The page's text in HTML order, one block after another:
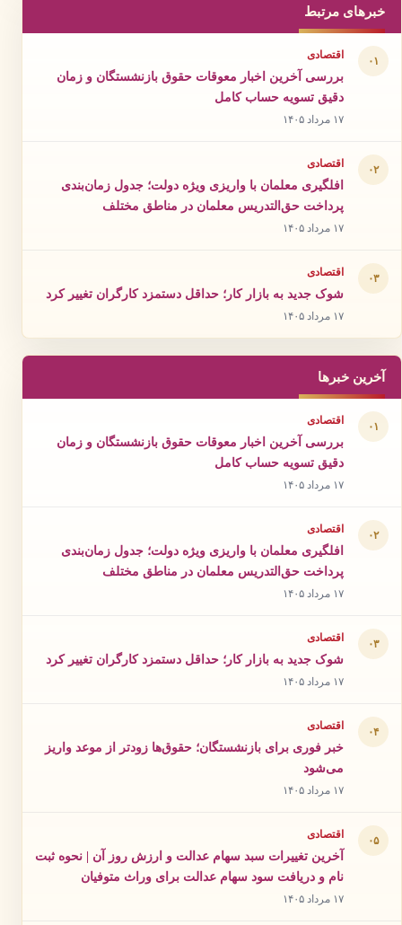
خبرهای مرتبط
۰۱ اقتصادی
بررسی آخرین اخبار معوقات حقوق بازنشستگان و زمان
دقیق تسویه حساب کامل
۱۷ مرداد ۱۴۰۵
۰۲ اقتصادی
افلگیری معلمان با واریزی‌ ویژه دولت؛ جدول زمان‌بندی
پرداخت حق‌التدریس معلمان در مناطق مختلف
۱۷ مرداد ۱۴۰۵
۰۳ اقتصادی
شوک جدید به بازار کار؛ حداقل دستمزد کارگران تغییر کرد
۱۷ مرداد ۱۴۰۵
آخرین خبرها
۰۱ اقتصادی
بررسی آخرین اخبار معوقات حقوق بازنشستگان و زمان
دقیق تسویه حساب کامل
۱۷ مرداد ۱۴۰۵
۰۲ اقتصادی
افلگیری معلمان با واریزی‌ ویژه دولت؛ جدول زمان‌بندی
پرداخت حق‌التدریس معلمان در مناطق مختلف
۱۷ مرداد ۱۴۰۵
۰۳ اقتصادی
شوک جدید به بازار کار؛ حداقل دستمزد کارگران تغییر کرد
۱۷ مرداد ۱۴۰۵
۰۴ اقتصادی
خبر فوری برای بازنشستگان؛ حقوق‌ها زودتر از موعد واریز
می‌شود
۱۷ مرداد ۱۴۰۵
۰۵ اقتصادی
آخرین تغییرات سبد سهام عدالت و ارزش روز آن | نحوه ثبت
نام و دریافت سود سهام عدالت برای وراث متوفیان
۱۷ مرداد ۱۴۰۵